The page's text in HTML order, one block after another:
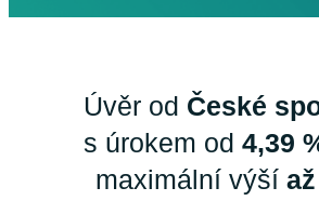
Úvěr od České
s úrokem od 4,39
maximální výší